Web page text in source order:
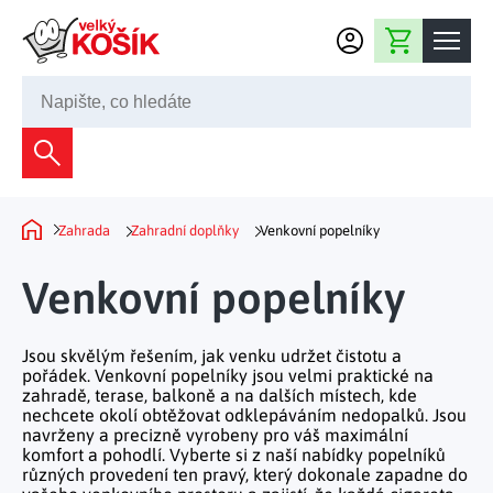
Nákupní košík
245 008 200
Dekorace
Bytové dekorace
Květiny a věnce
Světelné dekorace
Fontány a kašny
Velikonoční dekorace
Dekorace na hrob
Domácnost
Bytový textil
Domácí elektro
Předsíň a chodba
Koupelna a záchod
Ložnice a šatna
Kuchyně
Kuchyňské pomůcky
Prostírání a stolování
Příprava nápojů
Grilování a smažení
Koupelnový nábytek
Nábytek do předsíně
Nábytek do ložnice
Zahrada
Zahradní doplňky
Zahradní nábytek
Volný čas
Zahrada Zahradní doplňky Venkovní popelníky
Venkovní popelníky
Jsou skvělým řešením, jak venku udržet čistotu a
pořádek. Venkovní popelníky jsou velmi praktické na
zahradě, terase, balkoně a na dalších místech, kde
nechcete okolí obtěžovat odklepáváním nedopalků. Jsou
navrženy a precizně vyrobeny pro váš maximální
komfort a pohodlí. Vyberte si z naší nabídky popelníků
různých provedení ten pravý, který dokonale zapadne do